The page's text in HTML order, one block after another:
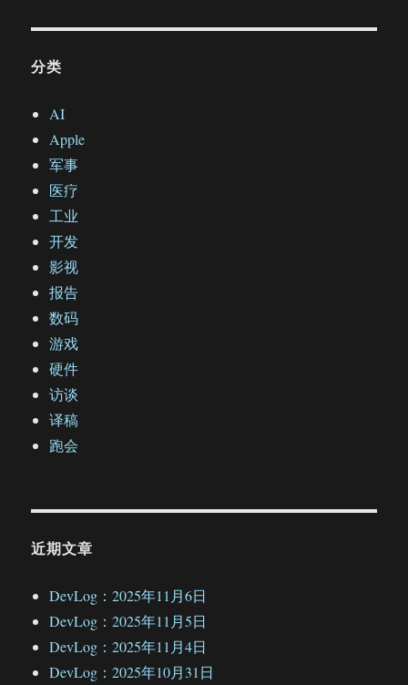
分类
AI
Apple
军事
医疗
工业
开发
影视
报告
数码
游戏
硬件
访谈
译稿
跑会
近期文章
DevLog：2025年11月6日
DevLog：2025年11月5日
DevLog：2025年11月4日
DevLog：2025年10月31日